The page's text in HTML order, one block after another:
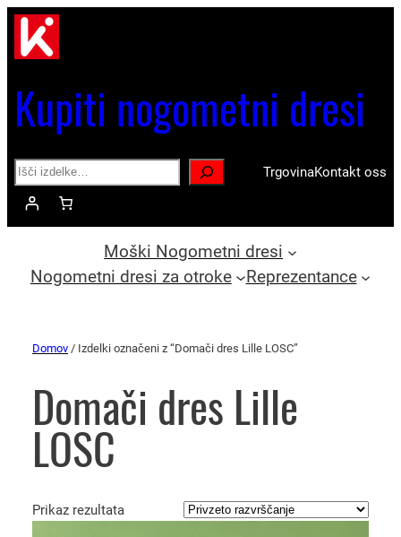
Kupiti nogometni dresi
Search TrgovinaKontakt oss
Moški Nogometni dresi
Nogometni dresi za otroke
Reprezentance
Domov / Izdelki označeni z “Domači dres Lille LOSC”
Domači dres Lille
LOSC
Prikaz rezultata